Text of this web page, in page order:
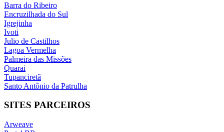
Barra do Ribeiro
Encruzilhada do Sul
Igrejinha
Ivoti
Julio de Castilhos
Lagoa Vermelha
Palmeira das Missões
Quarai
Tupanciretã
Santo Antônio da Patrulha
SITES PARCEIROS
Arweave